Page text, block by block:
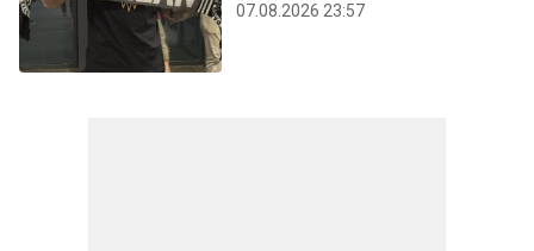
07.08.2026 23:57